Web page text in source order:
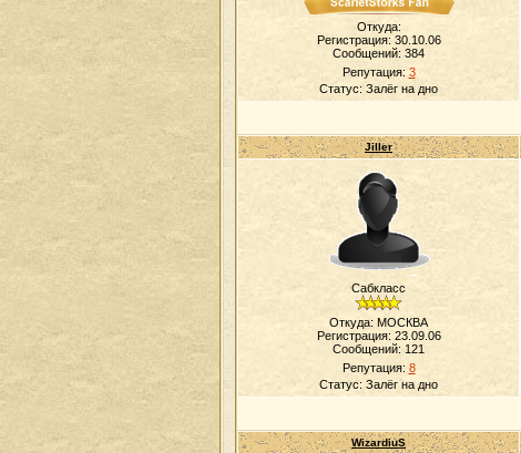
Откуда:
Регистрация: 30.10.06
Сообщений: 384
Репутация: 3
Статус: Залёг на дно
Jiller
Сабкласс
Откуда: МОСКВА
Регистрация: 23.09.06
Сообщений: 121
Репутация: 8
Статус: Залёг на дно
WizardiuS